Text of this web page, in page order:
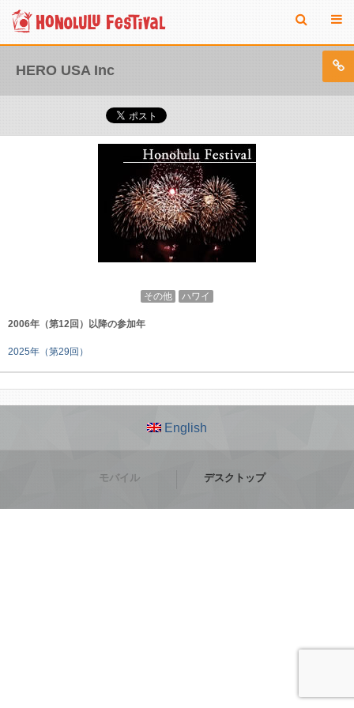
HERO USA Inc
その他 ハワイ
2006年（第12回）以降の参加年
2025年（第29回）
English
モバイル デスクトップ